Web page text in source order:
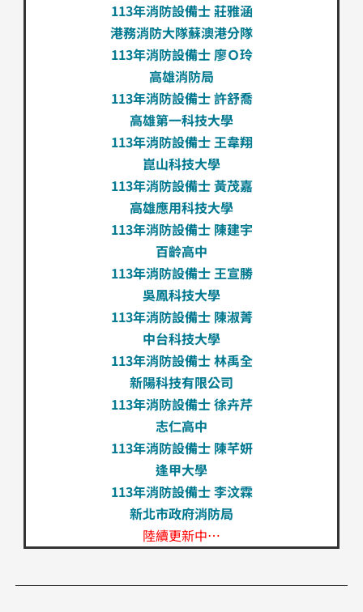
113年消防設備士 莊雅涵
港務消防大隊蘇澳港分隊
113年消防設備士 廖Ｏ玲
高雄消防局
113年消防設備士 許舒喬
高雄第一科技大學
113年消防設備士 王韋翔
崑山科技大學
113年消防設備士 黃茂嘉
高雄應用科技大學
113年消防設備士 陳建宇
百齡高中
113年消防設備士 王宣勝
吳鳳科技大學
113年消防設備士 陳淑菁
中台科技大學
113年消防設備士 林禹全
新陽科技有限公司
113年消防設備士 徐卉芹
志仁高中
113年消防設備士 陳芊妍
逢甲大學
113年消防設備士 李汶霖
新北市政府消防局
陸續更新中…